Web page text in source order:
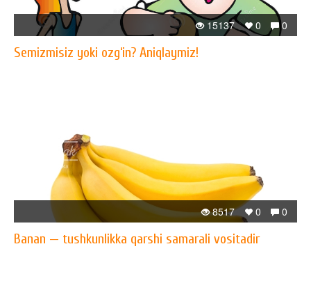
0
0
15137
Semizmisiz yoki ozg‘in? Aniqlaymiz!
0
0
8517
Banan — tushkunlikka qarshi samarali vositadir